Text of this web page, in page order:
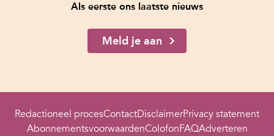
Als eerste ons laatste nieuws
Meld je aan
Redactioneel procesContactDisclaimerPrivacy statement
AbonnementsvoorwaardenColofonFAQAdverteren